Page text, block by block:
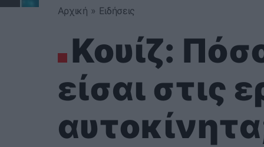
Αρχική » Ειδήσεις
Κουίζ:
είσαι στις